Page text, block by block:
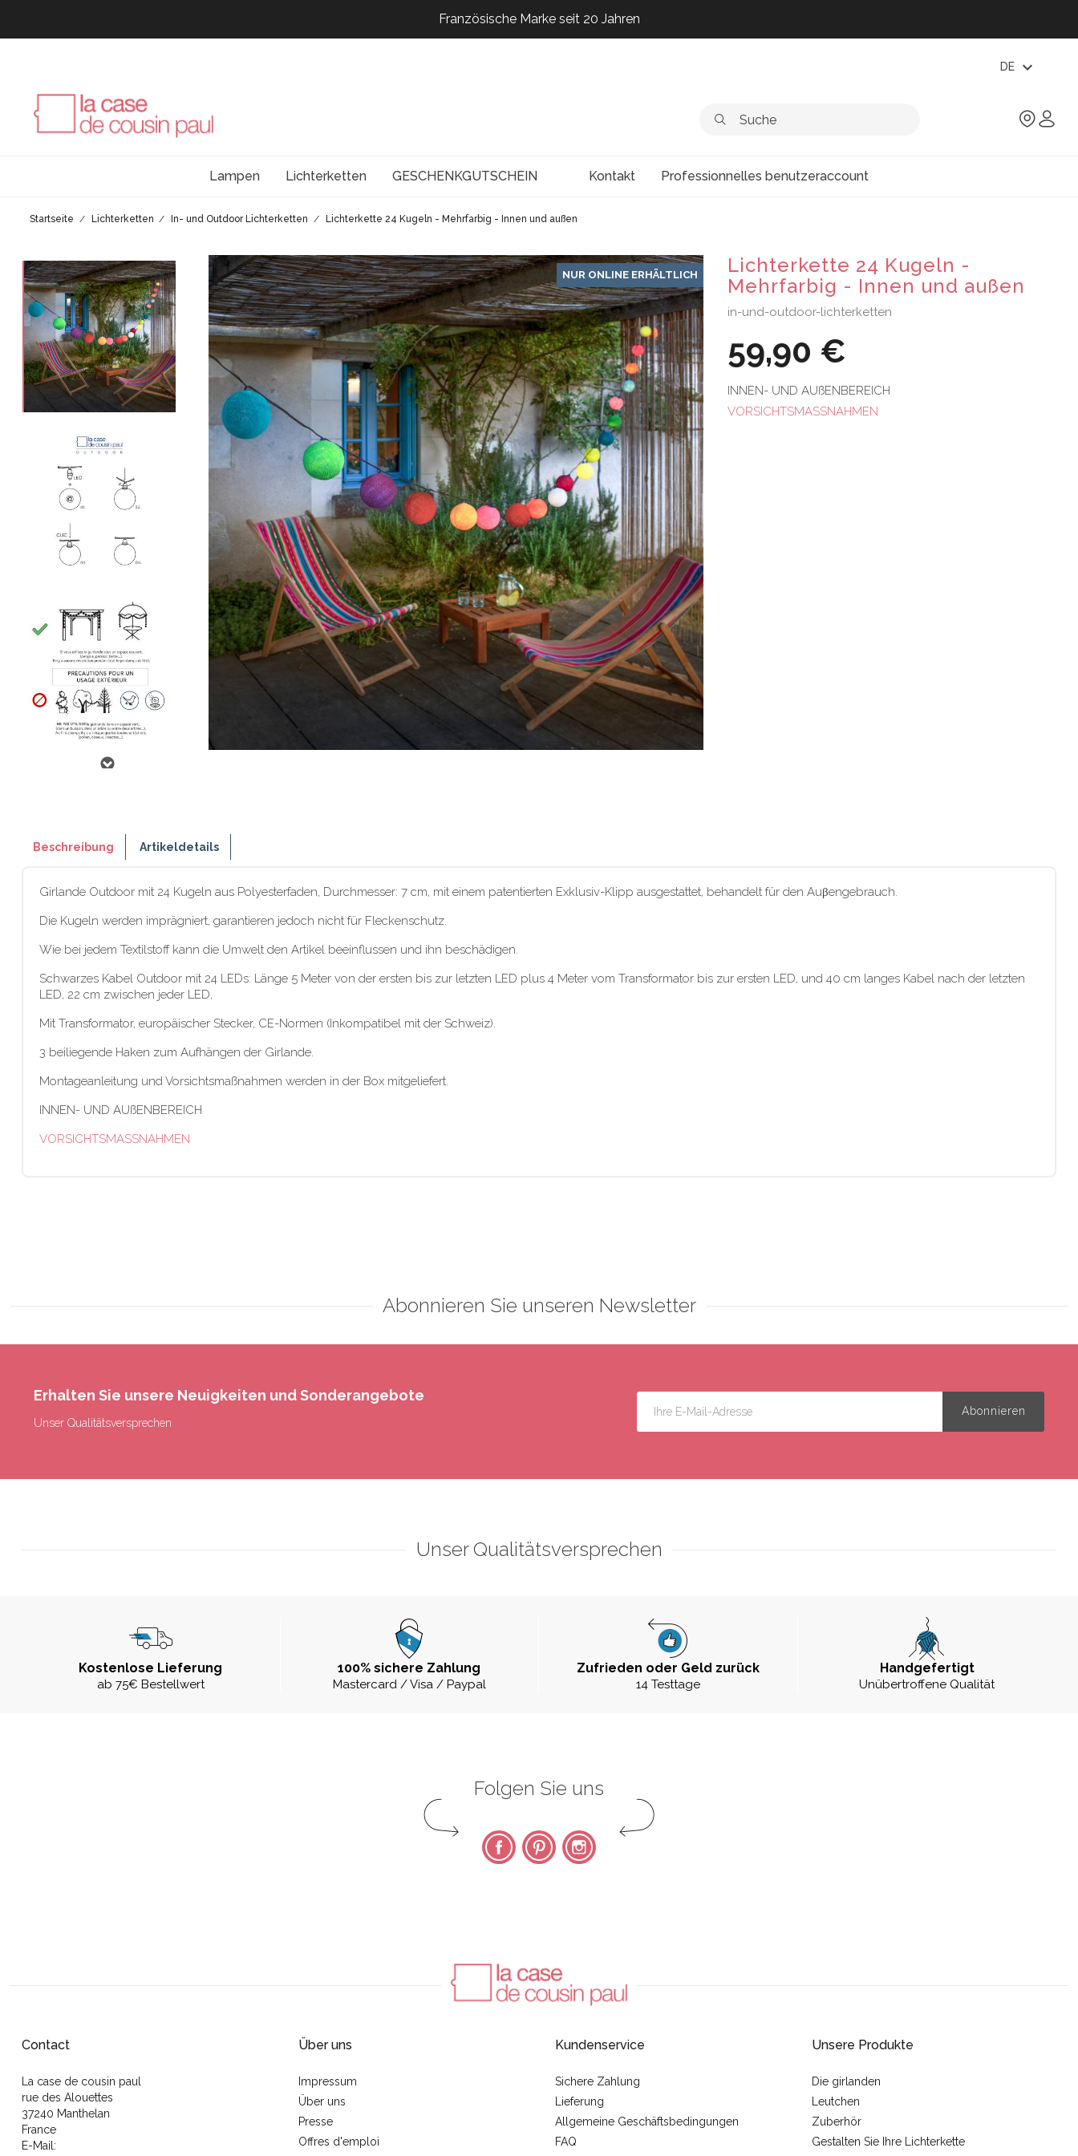
Französische Marke seit 20 Jahren
Französische Marke seit 20 Jahren
DE expand_more
Lampen Lichterketten GESCHENKGUTSCHEIN Kontakt Professionnelles benutzeraccount
Startseite Lichterketten In- und Outdoor Lichterketten Lichterkette 24 Kugeln - Mehrfarbig - Innen und außen
NUR ONLINE ERHÄLTLICH
Lichterkette 24 Kugeln -
Mehrfarbig - Innen und außen
in-und-outdoor-lichterketten
59,90 €
INNEN- UND AUßENBEREICH
VORSICHTSMASSNAHMEN
Beschreibung Artikeldetails
Girlande Outdoor mit 24 Kugeln aus Polyesterfaden, Durchmesser: 7 cm, mit einem patentierten Exklusiv-Klipp ausgestattet, behandelt für den Auβengebrauch.
Die Kugeln werden imprägniert, garantieren jedoch nicht für Fleckenschutz.
Wie bei jedem Textilstoff kann die Umwelt den Artikel beeinflussen und ihn beschädigen.
Schwarzes Kabel Outdoor mit 24 LEDs: Länge 5 Meter von der ersten bis zur letzten LED plus 4 Meter vom Transformator bis zur ersten LED, und 40 cm langes Kabel nach der letzten
LED, 22 cm zwischen jeder LED,
Mit Transformator, europäischer Stecker, CE-Normen (Inkompatibel mit der Schweiz).
3 beiliegende Haken zum Aufhängen der Girlande.
Montageanleitung und Vorsichtsmaßnahmen werden in der Box mitgeliefert.
INNEN- UND AUßENBEREICH
VORSICHTSMASSNAHMEN
Abonnieren Sie unseren Newsletter
Erhalten Sie unsere Neuigkeiten und Sonderangebote
Unser Qualitätsversprechen
Unser Qualitätsversprechen
Kostenlose Lieferung
ab 75€ Bestellwert
100% sichere Zahlung
Mastercard / Visa / Paypal
Zufrieden oder Geld zurück
14 Testtage
Handgefertigt
Unübertroffene Qualität
Folgen Sie uns
FacebookPinterest Instagram
Contact
La case de cousin paul
rue des Alouettes
37240 Manthelan
France
E-Mail:
Über uns
Impressum
Über uns
Presse
Offres d'emploi
Kundenservice
Sichere Zahlung
Lieferung
Allgemeine Geschäftsbedingungen
FAQ
Unsere Produkte
Die girlanden
Leutchen
Zuberhör
Gestalten Sie Ihre Lichterkette